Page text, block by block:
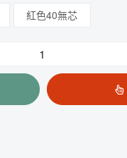
紅色40無芯